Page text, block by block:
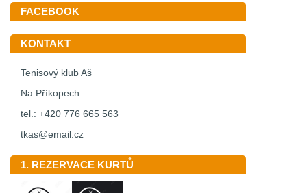
FACEBOOK
KONTAKT
Tenisový klub Aš
Na Příkopech
tel.: +420 776 665 563
tkas@email.cz
1. REZERVACE KURTŮ